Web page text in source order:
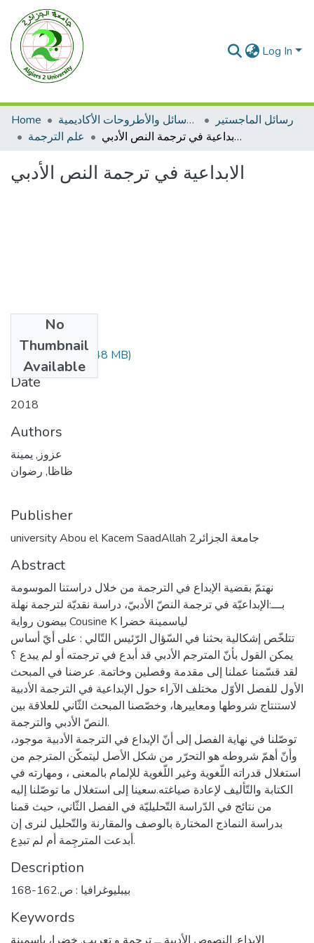
Log In
Home الرسائل والأطروحات الأكاديمية
رسائل الماجستير
علم الترجمة
الابداعية في ترجمة النص الأدبي
الابداعية في ترجمة النص الأدبي
No
Thumbnail
Available
عزوز يمينة.pdf(3.48 MB)
Date
2018
Authors
عزوز, يمينة
ظاظا, رضوان
Publisher
university Abou el Kacem SaadAllah جامعة الجزائر2
Abstract
نهتمّ بقضية الإبداع في الترجمة من خلال دراستنا الموسومة
بـــ:الإبداعيّة في ترجمة النصّ الأدبيّ، دراسة نقديّة لترجمة نهلة
بيضون رواية Cousine K لياسمينة خضرا
تتلخّص إشكالية بحثنا في السّؤال الرّئيس التّالي : على أيّ أساس
يمكن القول بأنّ المترجم الأدبي قد أبدع في ترجمته أو لم يبدع ؟
لقد قسّمنا عملنا إلى مقدمة وفصلين وخاتمة. عرضنا في المبحث
الأول للفصل الأوّل مختلف الآراء حول الإبداعية في الترجمة الأدبية
لاستنتاج شروطها ومعاييرها، وخصّصنا المبحث الثّاني للعلاقة بين
النصّ الأدبي والترجمة.
توصّلنا في نهاية الفصل إلى أنّ الإبداع في الترجمة الأدبية موجود،
وأنّ أهمّ شروطه هو التحرّر من شكل الأصل ليتمكّن المترجم من
استغلال قدراته اللّغوية وغير اللّغوية للإلمام بالمعنى ، ومهارته في
الكتابة والتّأليف لإعادة صياغته.سعينا إلى استغلال ما توصّلنا إليه
من نتائج في الدّراسة التّحليليّة في الفصل الثّاني، حيث قمنا
بدراسة النماذج المختارة بالوصف والمقارنة والتّحليل لنرى إن
أبدعت المترجِمة أم لم تبدِع.
Description
بيبليوغرافيا : ص.162-168
Keywords